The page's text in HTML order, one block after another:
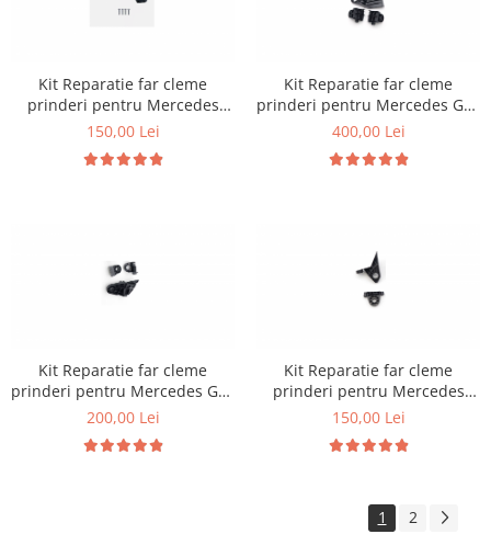
Kit Reparatie far cleme
prinderi pentru Mercedes
W213
150,00 Lei
Kit Reparatie far cleme
prinderi pentru Mercedes GLE
W167
400,00 Lei
Kit Reparatie far cleme
prinderi pentru Mercedes GLE
W167
200,00 Lei
Kit Reparatie far cleme
prinderi pentru Mercedes
W253
150,00 Lei
1 2